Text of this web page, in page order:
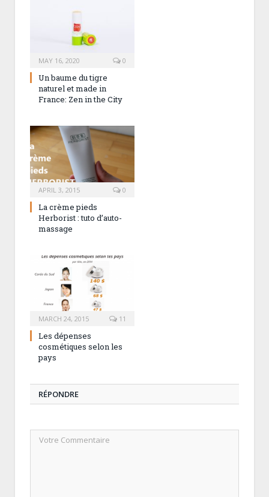
MAY 16, 2020 0
Un baume du tigre
naturel et made in
France: Zen in the City
APRIL 3, 2015 0
La crème pieds
Herborist : tuto d’auto-
massage
MARCH 24, 2015 11
Les dépenses
cosmétiques selon les
pays
RÉPONDRE